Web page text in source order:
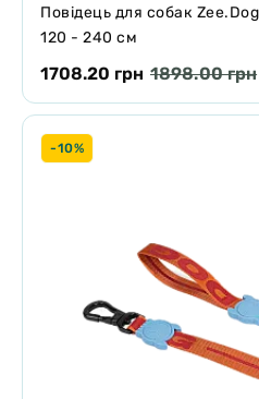
Повідець для собак
120 - 240 см
1708.20 грн 1898.00 грн
-10%